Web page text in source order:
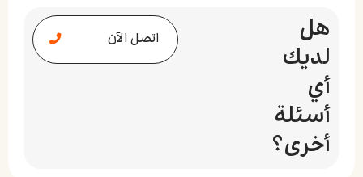
اتصل الآن
هل
لديك
أي
أسئلة
أخرى؟